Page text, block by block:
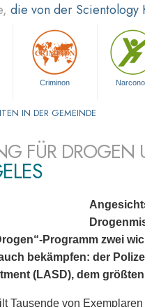
die von der
Criminon
IN DER GEMEINDE
FÜR DROGEN
Programm zwei
bekämpfen: der
(LASD), dem
Tausende von